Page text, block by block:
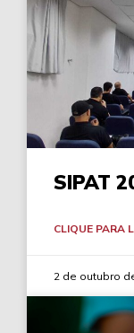
SIPAT
CLIQUE PARA
2 de outubro